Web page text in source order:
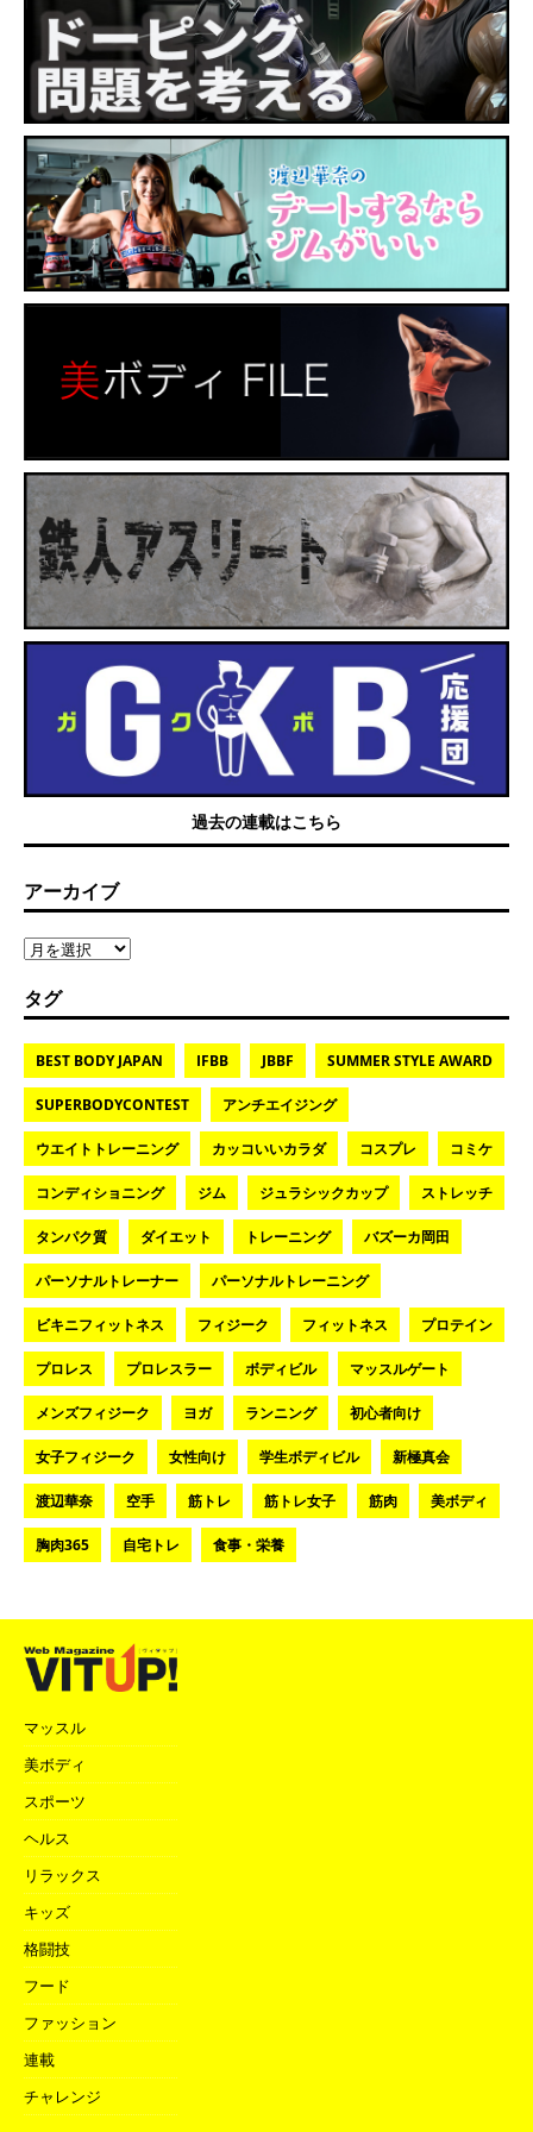
過去の連載はこちら
アーカイブ
タグ
BEST BODY JAPAN IFBB JBBF SUMMER STYLE AWARD
SUPERBODYCONTEST アンチエイジング
ウエイトトレーニング カッコいいカラダ コスプレ コミケ
コンディショニング ジム ジュラシックカップ ストレッチ
タンパク質 ダイエット トレーニング バズーカ岡田
パーソナルトレーナー パーソナルトレーニング
ビキニフィットネス フィジーク フィットネス プロテイン
プロレス プロレスラー ボディビル マッスルゲート
メンズフィジーク ヨガ ランニング 初心者向け
女子フィジーク 女性向け 学生ボディビル 新極真会
渡辺華奈 空手 筋トレ 筋トレ女子 筋肉 美ボディ
胸肉365 自宅トレ 食事・栄養
マッスル
美ボディ
スポーツ
ヘルス
リラックス
キッズ
格闘技
フード
ファッション
連載
チャレンジ